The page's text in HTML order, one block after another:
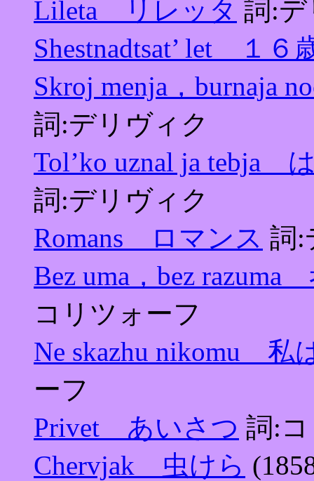
Lileta リレッタ 詞:
Shestnadtsat’ let １６
Skroj menja，
詞:デリヴィク
Tol’ko uznal ja tebja
詞:デリヴィク
Romans ロマンス 詞:
Bez uma，bez
コリツォーフ
Ne skazhu nikomu 私
ーフ
Privet あいさつ 詞:
Chervjak 虫けら